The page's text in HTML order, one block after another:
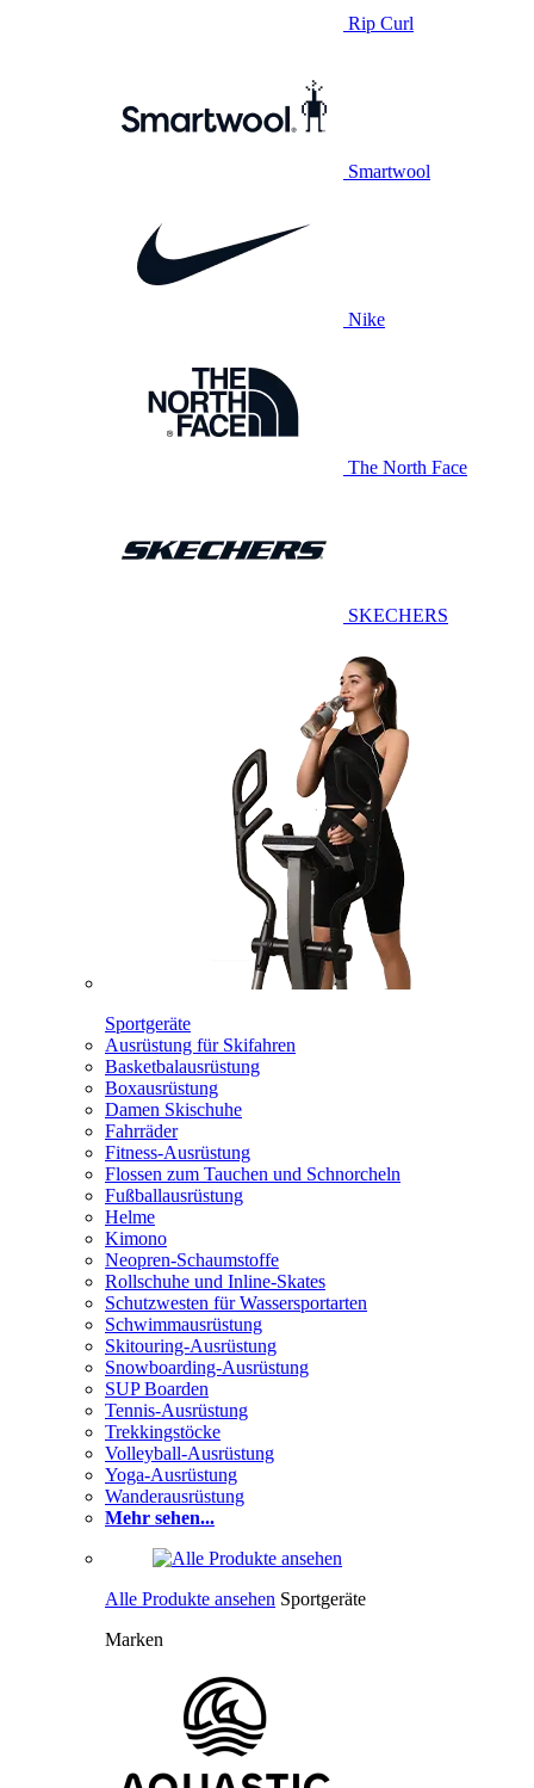
Rip Curl
Smartwool
Nike
The North Face
SKECHERS
Sportgeräte
Ausrüstung für Skifahren
Basketbalausrüstung
Boxausrüstung
Damen Skischuhe
Fahrräder
Fitness-Ausrüstung
Flossen zum Tauchen und Schnorcheln
Fußballausrüstung
Helme
Kimono
Neopren-Schaumstoffe
Rollschuhe und Inline-Skates
Schutzwesten für Wassersportarten
Schwimmausrüstung
Skitouring-Ausrüstung
Snowboarding-Ausrüstung
SUP Boarden
Tennis-Ausrüstung
Trekkingstöcke
Volleyball-Ausrüstung
Yoga-Ausrüstung
Wanderausrüstung
Mehr sehen...
Alle Produkte ansehen Sportgeräte
Marken